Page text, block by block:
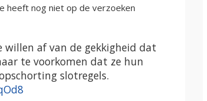
heeft nog niet op de verzoeken
willen af van de gekkigheid dat
te voorkomen dat ze hun
slotregels.